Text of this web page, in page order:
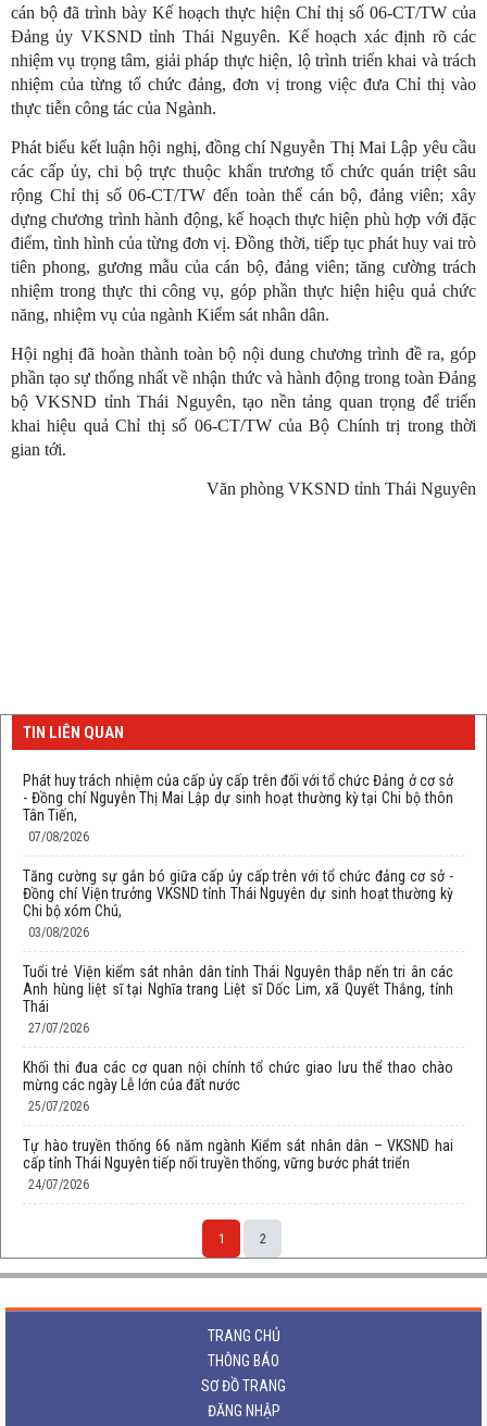
cán bộ đã trình bày Kế hoạch thực hiện Chỉ thị số 06-CT/TW của
Đảng ủy VKSND tỉnh Thái Nguyên. Kế hoạch xác định rõ các
nhiệm vụ trọng tâm, giải pháp thực hiện, lộ trình triển khai và trách
nhiệm của từng tổ chức đảng, đơn vị trong việc đưa Chỉ thị vào
thực tiễn công tác của Ngành.
Phát biểu kết luận hội nghị, đồng chí Nguyễn Thị Mai Lập yêu cầu
các cấp ủy, chi bộ trực thuộc khẩn trương tổ chức quán triệt sâu
rộng Chỉ thị số 06-CT/TW đến toàn thể cán bộ, đảng viên; xây
dựng chương trình hành động, kế hoạch thực hiện phù hợp với đặc
điểm, tình hình của từng đơn vị. Đồng thời, tiếp tục phát huy vai trò
tiên phong, gương mẫu của cán bộ, đảng viên; tăng cường trách
nhiệm trong thực thi công vụ, góp phần thực hiện hiệu quả chức
năng, nhiệm vụ của ngành Kiểm sát nhân dân.
Hội nghị đã hoàn thành toàn bộ nội dung chương trình đề ra, góp
phần tạo sự thống nhất về nhận thức và hành động trong toàn Đảng
bộ VKSND tỉnh Thái Nguyên, tạo nền tảng quan trọng để triển
khai hiệu quả Chỉ thị số 06-CT/TW của Bộ Chính trị trong thời
gian tới.
Văn phòng VKSND tỉnh Thái Nguyên
TIN LIÊN QUAN
Phát huy trách nhiệm của cấp ủy cấp trên đối với tổ chức Đảng ở cơ sở
- Đồng chí Nguyễn Thị Mai Lập dự sinh hoạt thường kỳ tại Chi bộ thôn
Tân Tiến,
07/08/2026
Tăng cường sự gắn bó giữa cấp ủy cấp trên với tổ chức đảng cơ sở -
Đồng chí Viện trưởng VKSND tỉnh Thái Nguyên dự sinh hoạt thường kỳ
Chi bộ xóm Chú,
03/08/2026
Tuổi trẻ Viện kiểm sát nhân dân tỉnh Thái Nguyên thắp nến tri ân các
Anh hùng liệt sĩ tại Nghĩa trang Liệt sĩ Dốc Lim, xã Quyết Thắng, tỉnh
Thái
27/07/2026
Khối thi đua các cơ quan nội chính tổ chức giao lưu thể thao chào
mừng các ngày Lễ lớn của đất nước
25/07/2026
Tự hào truyền thống 66 năm ngành Kiểm sát nhân dân – VKSND hai
cấp tỉnh Thái Nguyên tiếp nối truyền thống, vững bước phát triển
24/07/2026
1 2
TRANG CHỦ
THÔNG BÁO
SƠ ĐỒ TRANG
ĐĂNG NHẬP